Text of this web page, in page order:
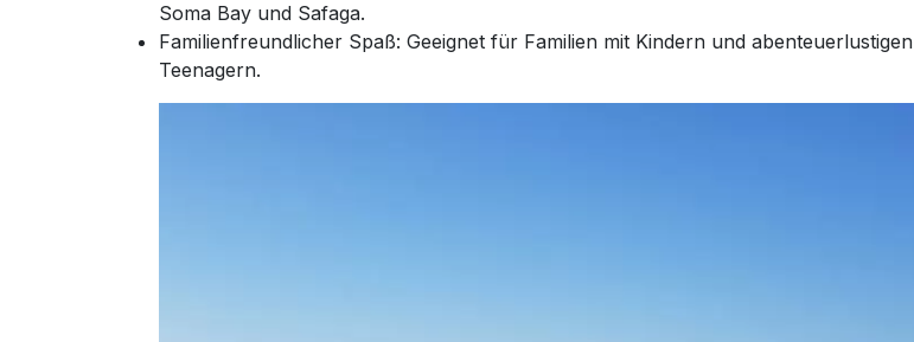
Soma Bay und Safaga.
Familienfreundlicher Spaß: Geeignet für Familien mit Kindern und abenteuerlustigen
Teenagern.